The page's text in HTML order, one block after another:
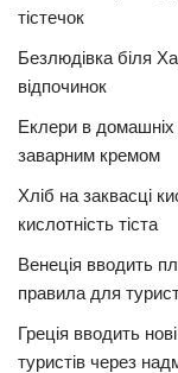
тістечок
Безлюдівка біля
відпочинок
Еклери в домашніх
заварним кремом
Хліб на заквасці
кислотність тіста
Венеція вводить
правила для
Греція вводить
туристів через